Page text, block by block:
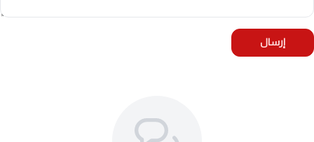
إرسال